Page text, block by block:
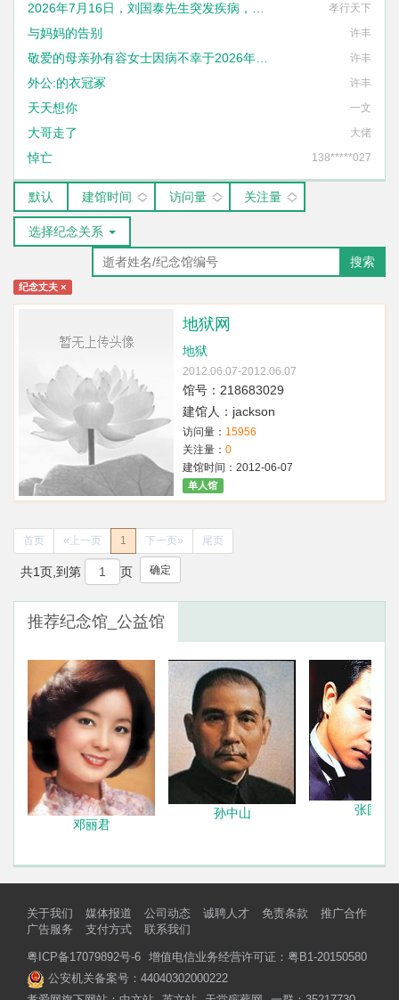
孝行天下
与妈妈的告别 许丰
许丰
外公:的衣冠冢 许丰
天天想你 一文
大哥走了 大佬
悼亡 138*****027
默认 建馆时间 访问量 关注量
选择纪念关系
搜索
纪念丈夫×
地狱网
地狱
2012.06.07-2012.06.07
馆号：218683029
建馆人：jackson
访问量： 15956
关注量： 0
建馆时间：2012-06-07
单人馆
首页 «上一页 1 下一页» 尾页
共1页,到第 页 确定
推荐纪念馆_公益馆
邓丽君
孙中山 张国荣
关于我们 媒体报道 公司动态 诚聘人才 免责条款
推广合作
广告服务
支付方式 联系我们
粤ICP备17079892号-6 增值电信业务经营许可证：粤B1-20150580
公安机关备案号：44040302000222